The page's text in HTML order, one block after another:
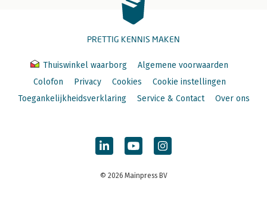
PRETTIG KENNIS MAKEN
Thuiswinkel waarborg
Algemene voorwaarden
Colofon
Privacy Cookies
Cookie instellingen
Toegankelijkheidsverklaring
Service & Contact Over ons
© 2026 Mainpress BV